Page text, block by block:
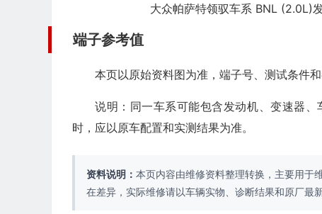
大众帕萨特领驭车系 BNL (2.0L)
端子参考值
本页以原始资料图为准，端子号、测试条件
说明：同一车系可能包含发动机、变速器
时，应以原车配置和实测结果为准。
资料说明： 本页内容由维修资料整理转换，主要用于
在差异，实际维修请以车辆实物、诊断结果和原厂最